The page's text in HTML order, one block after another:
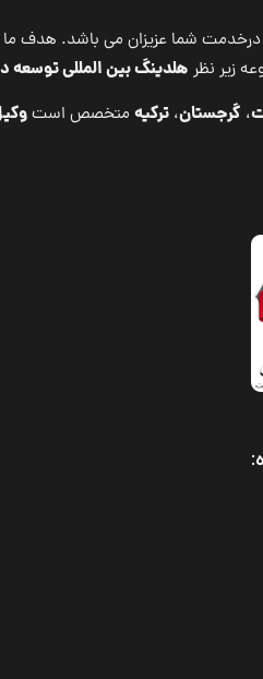
و مهاجرت درخدمت شما عزیزان می
زیر نظر هلدینگ بین المللی توسعه
، گرجستان، ترکیه متخصص است